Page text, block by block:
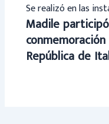
Se realizó en las
Madile
República de